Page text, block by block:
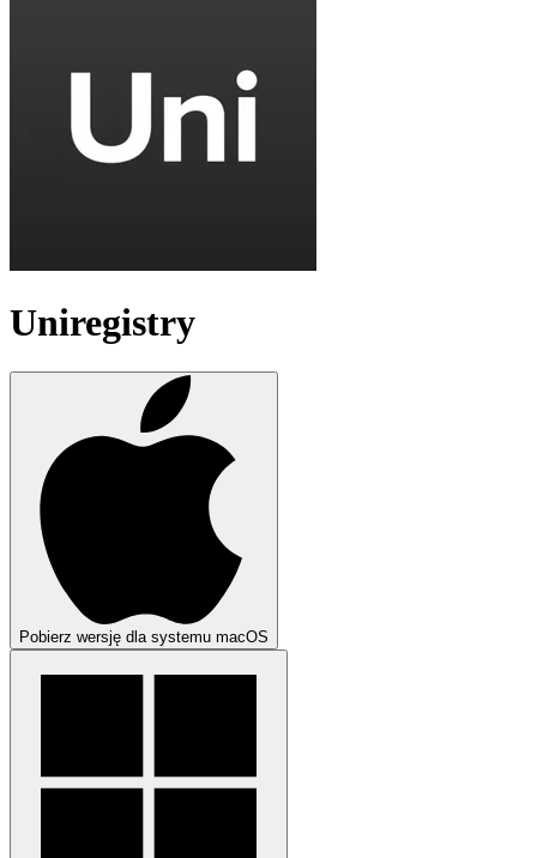
Uniregistry
Pobierz wersję dla systemu macOS